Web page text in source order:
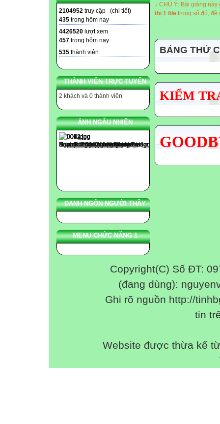
2104952 truy cập (chi tiết)
435 trong hôm nay
4426520 lượt xem
457 trong hôm nay
535 thành viên
THÀNH VIÊN TRỰC TUYẾN
2 khách và 0 thành viên
ẢNH NGẪU NHIÊN
DANH NGÔN NGƯỜI THẦY
MENU CHỨC NĂNG 1
↓ CHÚ Ý: Bài giảng này
thị 1 file trong số đó, đề
BẢNG THỬ
KIỂM
Copyright(C) Số ĐT:
(đang dùng):
Ghi rõ nguồn http://
tin
Website được thừa kế